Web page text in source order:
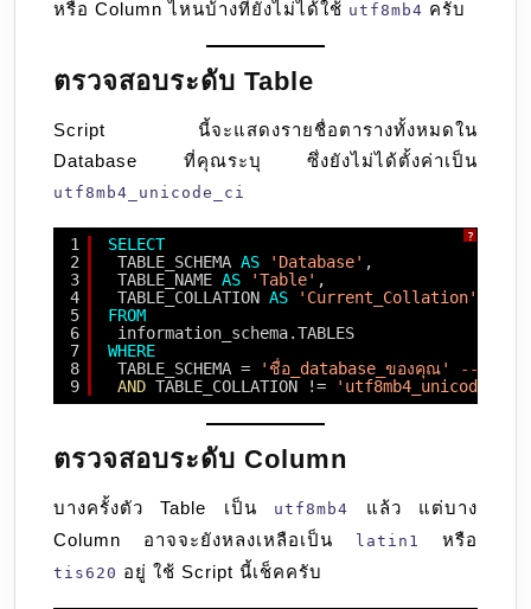
หรือ Column ไหนบ้างที่ยังไม่ได้ใช้ utf8mb4 ครับ
ตรวจสอบระดับ Table
Script นี้จะแสดงรายชื่อตารางทั้งหมดใน
Database ที่คุณระบุ ซึ่งยังไม่ได้ตั้งค่าเป็น
utf8mb4_unicode_ci
?
1
2
3
4
5
6
7
8
9
SELECT
TABLE_SCHEMA AS 'Database' ,
TABLE_NAME AS 'Table' ,
TABLE_COLLATION AS
'Current_Collation'
FROM
information_schema.TABLES
WHERE
TABLE_SCHEMA =
'ชื่อ_database_ของคุณ'
-- เปลี่ย
AND TABLE_COLLATION != 'utf8mb4_unicode_ci'
ตรวจสอบระดับ Column
บางครั้งตัว Table เป็น utf8mb4
แล้ว แต่บาง
Column อาจจะยังหลงเหลือเป็น
latin1 หรือ
tis620 อยู่ ใช้ Script นี้เช็คครับ